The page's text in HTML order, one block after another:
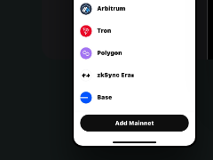
Português (Brasil)
Español (Argentina)